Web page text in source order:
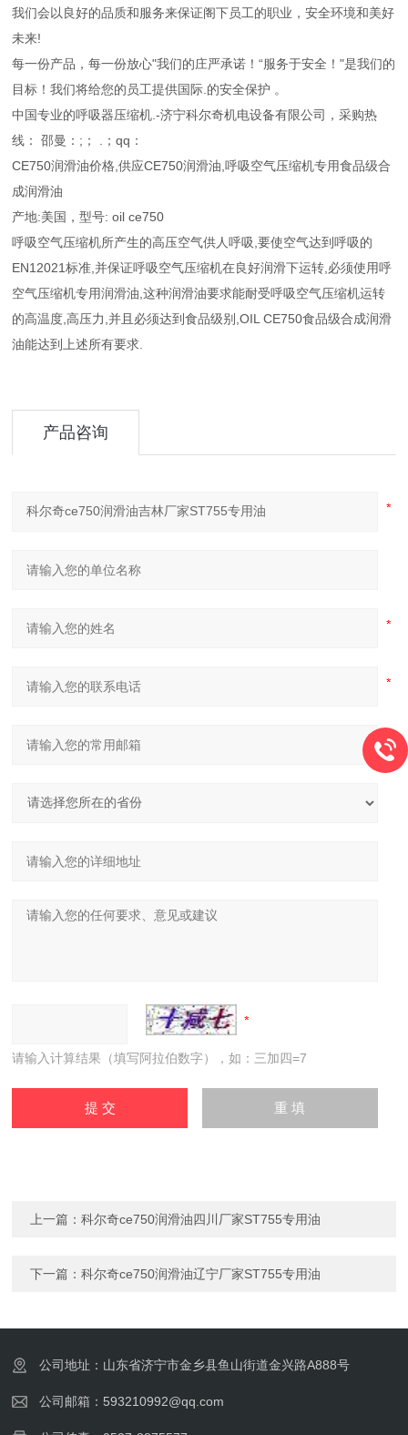
我们会以良好的品质和服务来保证阁下员工的职业，安全环境和美好
未来!
每一份产品，每一份放心"我们的庄严承诺！“服务于安全！"是我们的
目标！我们将给您的员工提供国际.的安全保护 。
中国专业的呼吸器压缩机.-济宁科尔奇机电设备有限公司，采购热
线： 邵曼：;； .；qq：
CE750润滑油价格,供应CE750润滑油,呼吸空气压缩机专用食品级合
成润滑油
产地:美国，型号: oil ce750
呼吸空气压缩机所产生的高压空气供人呼吸,要使空气达到呼吸的
EN12021标准,并保证呼吸空气压缩机在良好润滑下运转,必须使用呼
空气压缩机专用润滑油,这种润滑油要求能耐受呼吸空气压缩机运转
的高温度,高压力,并且必须达到食品级别,OIL CE750食品级合成润滑
油能达到上述所有要求.
产品咨询
请输入计算结果（填写阿拉伯数字），如：三加四=7
上一篇：科尔奇ce750润滑油四川厂家ST755专用油
下一篇：科尔奇ce750润滑油辽宁厂家ST755专用油
公司地址：山东省济宁市金乡县鱼山街道金兴路A888号
公司邮箱：593210992@qq.com